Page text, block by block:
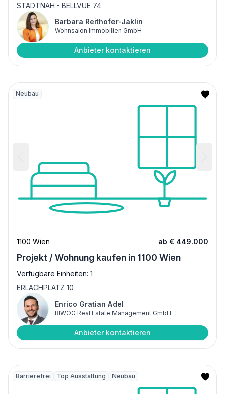
STADTNAH - BELLVUE 74
Barbara Reithofer-Jaklin
Wohnsalon Immobilien GmbH
Anbieter kontaktieren
Neubau
1100 Wien ab € 449.000
Projekt / Wohnung kaufen in 1100 Wien
Verfügbare Einheiten: 1
ERLACHPLATZ 10
Enrico Gratian Adel
RIWOG Real Estate Management GmbH
Anbieter kontaktieren
Barrierefrei Top Ausstattung Neubau